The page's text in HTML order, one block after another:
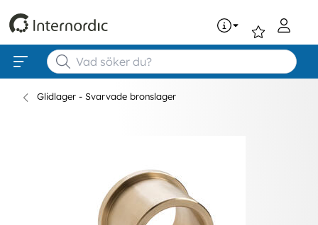
Glidlager - Svarvade bronslager